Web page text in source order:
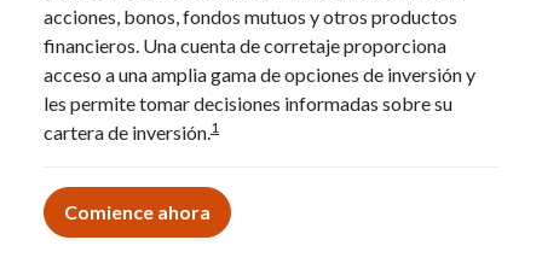
acciones, bonos, fondos mutuos y otros productos
financieros. Una cuenta de corretaje proporciona
acceso a una amplia gama de opciones de inversión y
les permite tomar decisiones informadas sobre su
cartera de inversión.1
Comience ahora